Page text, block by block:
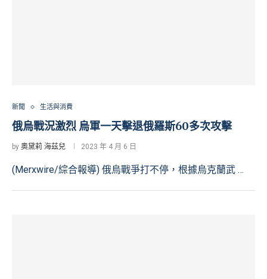
新聞 生活與消費
俄烏戰況激烈 烏軍一天擊退俄羅斯60多次攻擊
by 奧黛莉 海茲兒 2023 年 4 月 6 日
(Merxwire/綜合報導) 俄烏戰爭打不停，根據烏克蘭武 …